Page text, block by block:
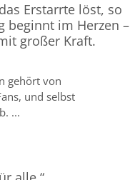
Erstarrte löst, so
beginnt im Herzen –
großer Kraft.
gehört von
und selbst
...